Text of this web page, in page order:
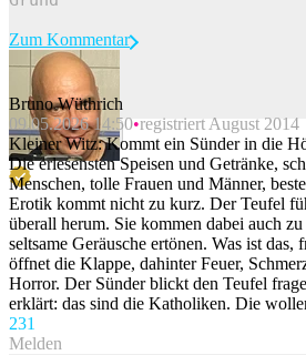
Beitrag melden
Zum Kommentar
Bruno Wüthrich
09.05.2026 14:50 registriert August 2014
Kleiner Witz: Kommt ein Sünder in die
Die erlesensten Speisen und Getränke,
Menschen, tolle Frauen und Männer,
Erotik kommt nicht zu kurz. Der Teufel
überall herum. Sie kommen dabei auch
seltsame Geräusche ertönen. Was ist das,
öffnet die Klappe, dahinter Feuer,
Horror. Der Sünder blickt den Teufel
erklärt: das sind die Katholiken. Die
231
Melden